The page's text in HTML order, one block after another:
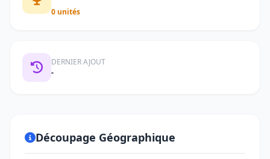
0 unités
DERNIER AJOUT
-
Découpage Géographique